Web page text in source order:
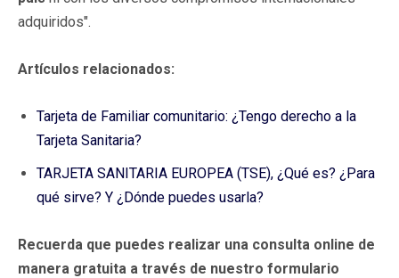
adquiridos".
Artículos relacionados:
Tarjeta de Familiar comunitario: ¿Tengo derecho a la
Tarjeta Sanitaria?
TARJETA SANITARIA EUROPEA (TSE), ¿Qué es? ¿Para
qué sirve? Y ¿Dónde puedes usarla?
Recuerda que puedes realizar una consulta online de
manera gratuita a través de nuestro formulario